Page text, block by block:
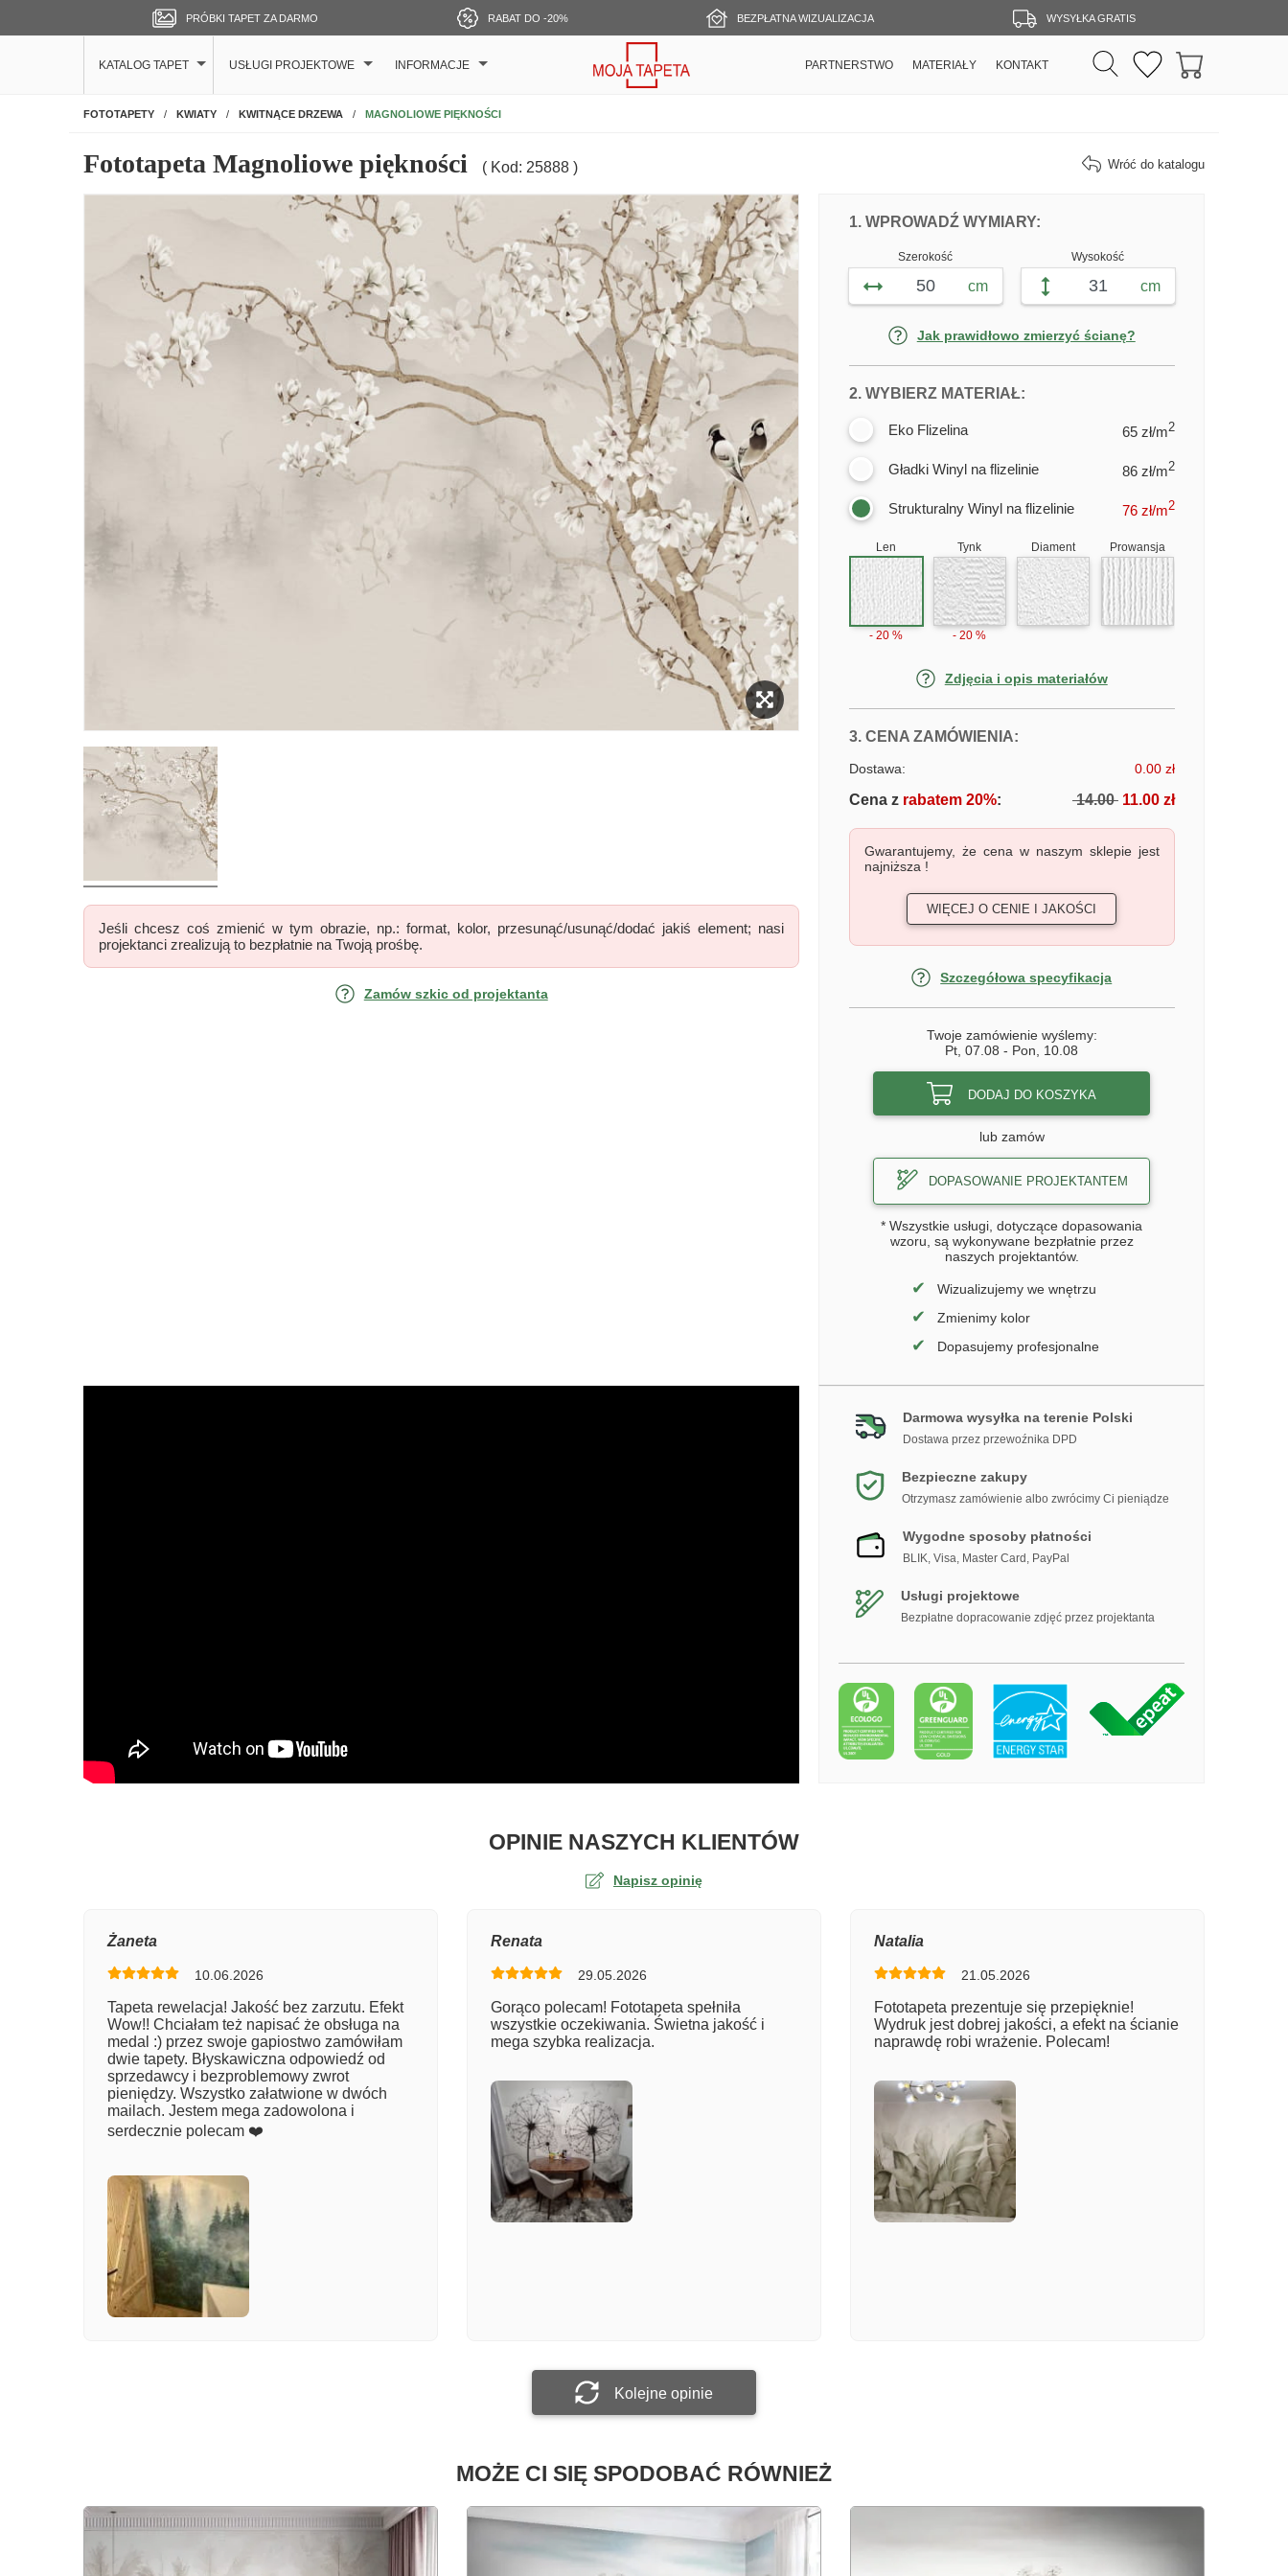
PRÓBKI TAPET ZA DARMO RABAT DO -20% BEZPŁATNA WIZUALIZACJA WYSYŁKA GRATIS
KATALOG TAPET USŁUGI PROJEKTOWE INFORMACJE PARTNERSTWO MATERIAŁY KONTAKT
FOTOTAPETYNA ŚCIANĘ
KWIATY KWITNĄCE DRZEWA MAGNOLIOWE PIĘKNOŚCI
Fototapeta Magnoliowe piękności ( Kod: 25888 ) Wróć do katalogu
Jeśli chcesz coś zmienić w tym obrazie, np.: format, kolor, przesunąć/usunąć/dodać jakiś element; nasi
projektanci zrealizują to bezpłatnie na Twoją prośbę.
Zamów szkic od projektanta
DOPASUJ FOTOTAPETĘ
1. WPROWADŹ WYMIARY:FOTOTAPETY MAGNOLIOWE
Szerokość
cm
Wysokość
cm
Jak prawidłowo zmierzyć ścianę?
2. WYBIERZ MATERIAŁ:DLA FOTOTAPETY MAGNOLIOWE
Eko Flizelina 65 zł/m2
Gładki Winyl na flizelinie 86 zł/m2
Strukturalny Winyl na flizelinie 76zł/m2
Len
- 20 %
Tynk
- 20 %
Diament Prowansja
Zdjęcia i opis materiałów
3. CENA ZAMÓWIENIA:FOTOTAPETY MAGNOLIOWE
Dostawa: 0.00 zł
Cena zrabatem 20%: 14.0011.00 zł
Gwarantujemy, że cena w naszym sklepie jest
najniższa !
WIĘCEJ O CENIE I JAKOŚCI
Szczegółowa specyfikacja
Twoje zamówienie wyślemy:
Pt, 07.08 - Pon, 10.08
DODAJ DO KOSZYKA
lub zamów
DOPASOWANIE PROJEKTANTEM
* Wszystkie usługi, dotyczące dopasowania
wzoru, są wykonywane bezpłatnie przez
naszych projektantów.
✔ Wizualizujemy we wnętrzu
✔ Zmienimy kolor
✔ Dopasujemy profesjonalne
Darmowa wysyłka na terenie Polski
Dostawa przez przewoźnika DPD
Bezpieczne zakupy
Otrzymasz zamówienie albo zwrócimy Ci pieniądze
Wygodne sposoby płatności
BLIK, Visa, Master Card, PayPal
Usługi projektowe
Bezpłatne dopracowanie zdjęć przez projektanta
OPINIE NASZYCH KLIENTÓWO TAPECIE MAGNOLIOWE PIĘKNOŚCI
Napisz opinię
Numer zamówienia
Załącz zdjęcie
Żaneta
10.06.2026
Tapeta rewelacja! Jakość bez zarzutu. Efekt
Wow!! Chciałam też napisać że obsługa na
medal :) przez swoje gapiostwo zamówiłam
dwie tapety. Błyskawiczna odpowiedź od
sprzedawcy i bezproblemowy zwrot
pieniędzy. Wszystko załatwione w dwóch
mailach. Jestem mega zadowolona i
serdecznie polecam ❤️
Renata
29.05.2026
Gorąco polecam! Fototapeta spełniła
wszystkie oczekiwania. Świetna jakość i
mega szybka realizacja.
Natalia
21.05.2026
Fototapeta prezentuje się przepięknie!
Wydruk jest dobrej jakości, a efekt na ścianie
naprawdę robi wrażenie. Polecam!
Kolejne opinie
MOŻE CI SIĘ SPODOBAĆ RÓWNIEŻ